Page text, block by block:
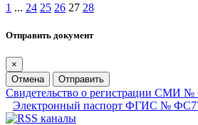
1 ... 24 25 26 27 28
Отправить документ
×
Отмена
Отправить
Свидетельство о регистрации СМИ
Электронный паспорт ФГИС №